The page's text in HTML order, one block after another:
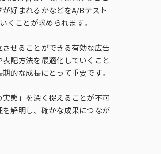
好まれるかなどをA/Bテスト
くことが求められます。
せることができる有効な広告
記方法を最適化していくこと
的な成長にとって重要です。
態」を深く捉えることが不可
解明し、確かな成果につなが